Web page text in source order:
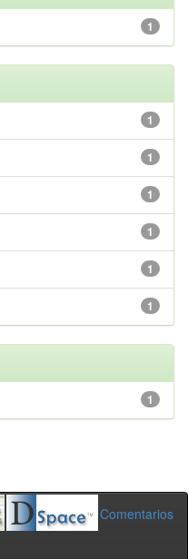
1
1
1
1
1
1
1
1
Comentarios